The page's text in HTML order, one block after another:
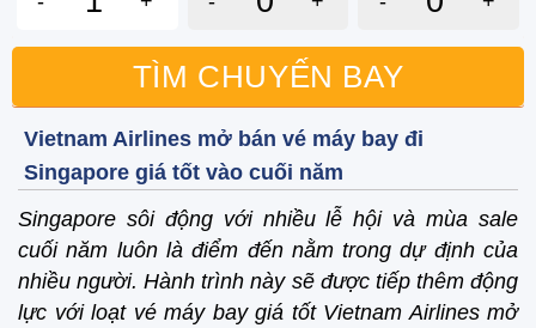
TÌM CHUYẾN BAY
Vietnam Airlines mở bán vé máy bay đi
Singapore giá tốt vào cuối năm
Singapore sôi động với nhiều lễ hội và mùa sale
cuối năm luôn là điểm đến nằm trong dự định của
nhiều người. Hành trình này sẽ được tiếp thêm động
lực với loạt vé máy bay giá tốt Vietnam Airlines mở